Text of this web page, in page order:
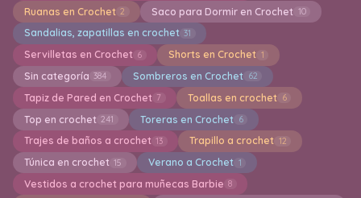
Ruanas en Crochet 2 Saco para Dormir en Crochet 10
Sandalias, zapatillas en crochet 31
Servilletas en Crochet 6 Shorts en Crochet 1
Sin categoría 384 Sombreros en Crochet 62
Tapiz de Pared en Crochet 7 Toallas en crochet 6
Top en crochet 241 Toreras en Crochet 6
Trajes de baños a crochet 13 Trapillo a crochet 12
Túnica en crochet 15 Verano a Crochet 1
Vestidos a crochet para muñecas Barbie 8